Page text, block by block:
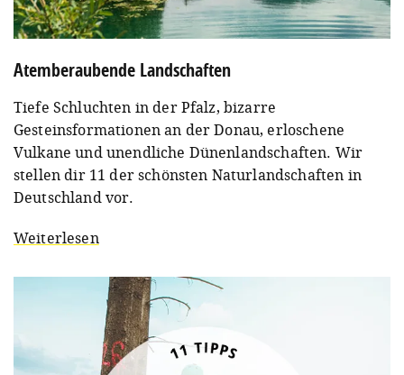
Atemberaubende Landschaften
Tiefe Schluchten in der Pfalz, bizarre
Gesteinsformationen an der Donau, erloschene
Vulkane und unendliche Dünenlandschaften. Wir
stellen dir 11 der schönsten Naturlandschaften in
Deutschland vor.
Weiterlesen